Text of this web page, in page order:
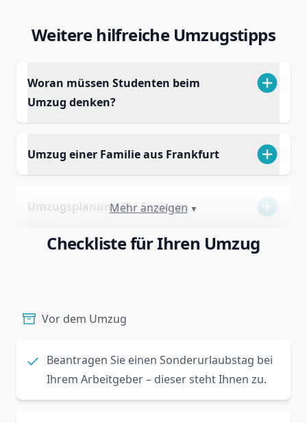
Weitere hilfreiche Umzugstipps
Woran müssen Studenten beim
Umzug denken?
Umzug einer Familie aus Frankfurt
Umzugsplanung für Senioren
Mehr anzeigen▼
Checkliste für Ihren Umzug
Vor dem Umzug
Beantragen Sie einen Sonderurlaubstag bei
Ihrem Arbeitgeber – dieser steht Ihnen zu.